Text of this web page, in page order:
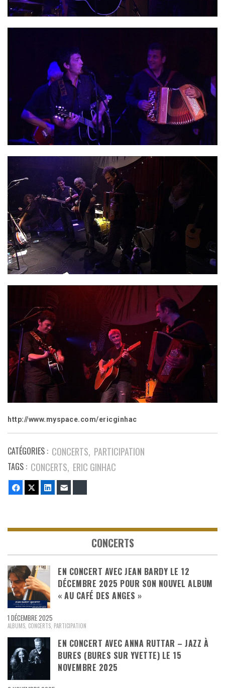
http://www.myspace.com/ericginhac
CATÉGORIES : CONCERTS PARTICIPATION
TAGS : CONCERTS ERIC GINHAC
FacebookTwitterLinkedIn
CONCERTS
EN CONCERT AVEC JEAN BARDY LE 12
DÉCEMBRE 2025 POUR SON NOUVEL ALBUM
« AU CAFÉ DES ANGES »
1 DÉCEMBRE 2025
ALBUMS, CONCERTS, PARTICIPATION
EN CONCERT AVEC ANNA RUTTAR – JAZZ À
BURES (BURES SUR YVETTE) LE 15
NOVEMBRE 2025